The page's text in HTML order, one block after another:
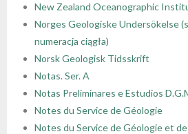
- - Oddział Warszawski
- - Oddział Wrocławski
- - Polish & Slovak Working Group of
System PGS
- Materiały Kongresowe
- Inne materiały konferencyjne
- Annales Societatis Geologorum
- Posiedzenia Naukowe PTGeol
New Zealand Oceanographic
Norges Geologiske Undersökelse
numeracja ciągła)
Norsk Geologisk Tidsskrift
Notas. Ser. A
Notas Preliminares e Estudios
Notes du Service de Géologie
Notes du Service de Géologie et